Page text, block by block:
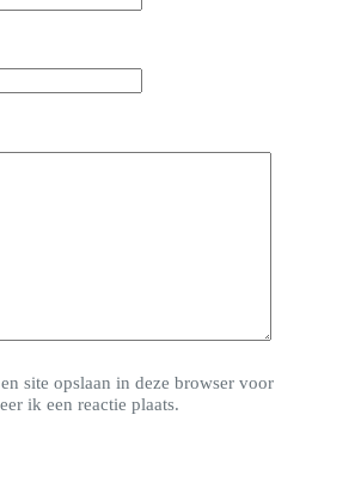
site opslaan in deze browser voor
ik een reactie plaats.